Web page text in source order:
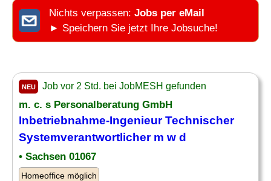
Nichts verpassen: Jobs per eMail
► Speichern Sie jetzt Ihre Jobsuche!
NEU Job vor 2 Std. bei JobMESH gefunden
m. c. s Personalberatung GmbH
Inbetriebnahme-IngenieurTechnischer
Systemverantwortlicher m w d
• Sachsen 01067
Homeoffice möglich